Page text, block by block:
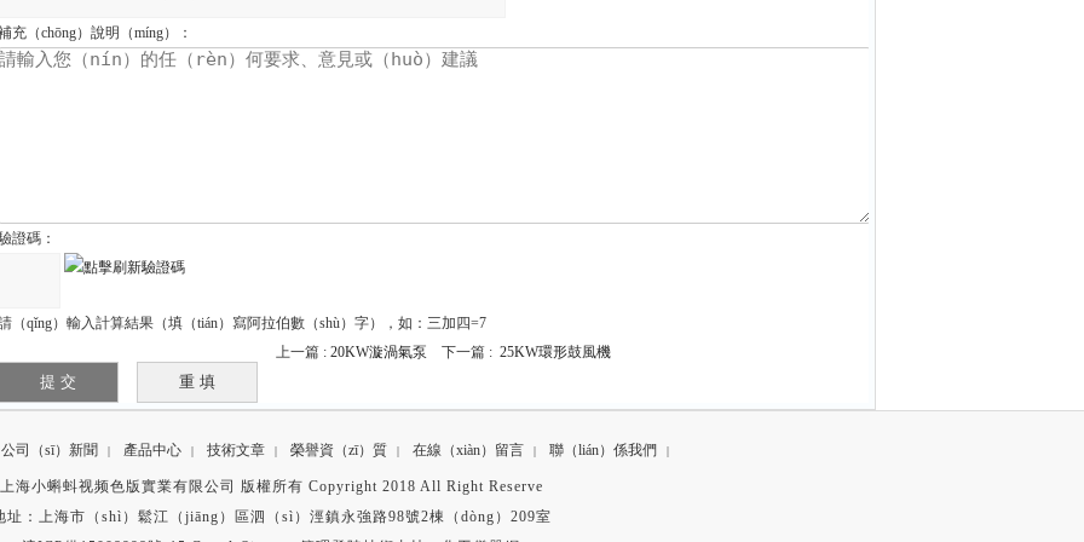
充（chōng）說明（míng）：
證碼：
（qǐng）輸入計算結果（填（tián）寫阿拉伯數（shù）字），如：三加四=7
上一篇 : 20KW漩渦氣泵 下一篇 : 25KW環形鼓風機
公司（sī）新聞 | 產品中心 | 技術文章 | 榮譽資（zī）質 | 在線（xiàn）留言 | 聯（lián）係我們 |
上海小蝌蚪视频色版實業有限公司 版權所有 Copyright 2018 All Right Reserve
址：上海市（shì）鬆江（jiāng）區泗（sì）涇鎮永強路98號2棟（dòng）209室